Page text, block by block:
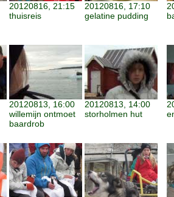
20120816, 21:15
thuisreis
20120816, 17:10
gelatine pudding
20120813, 16:00
willemijn ontmoet
baardrob
20120813, 14:00
storholmen hut